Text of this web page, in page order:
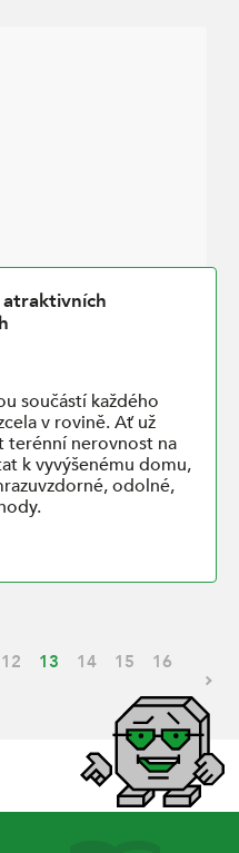
součástí každého
v rovině. Ať už
nerovnost na
k vyvýšenému domu,
odolné,
12 13 14 15
16